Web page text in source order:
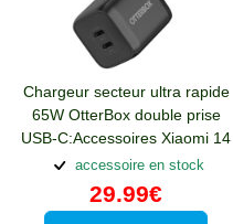
Chargeur secteur ultra rapide
65W OtterBox double prise
USB-C:Accessoires Xiaomi 14
Ultra
accessoire en stock
29.99€